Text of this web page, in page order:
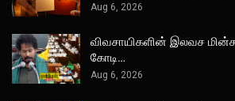
Aug 6, 2026
விவசாயிகளின் இலவச
கோடி…
Aug 6, 2026